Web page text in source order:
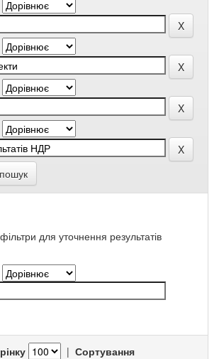
для уточнення результатів
| Сортування